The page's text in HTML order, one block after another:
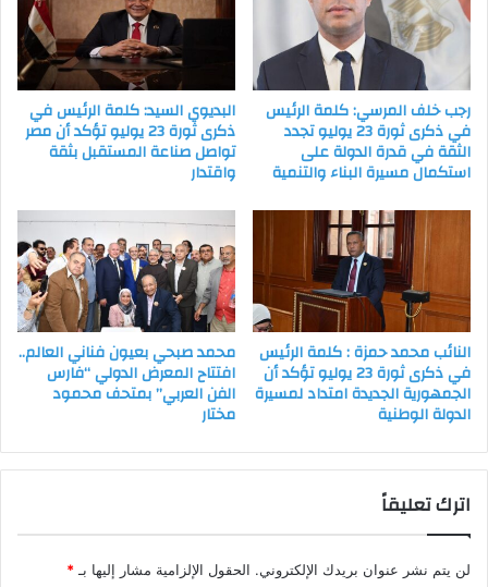
رجب خلف المرسي: كلمة الرئيس
في ذكرى ثورة 23 يوليو تجدد
الثقة في قدرة الدولة على
استكمال مسيرة البناء والتنمية
البديوي السيد: كلمة الرئيس في
ذكرى ثورة 23 يوليو تؤكد أن مصر
تواصل صناعة المستقبل بثقة
واقتدار
النائب محمد حمزة : كلمة الرئيس
في ذكرى ثورة 23 يوليو تؤكد أن
الجمهورية الجديدة امتداد لمسيرة
الدولة الوطنية
محمد صبحي بعيون فناني العالم..
افتتاح المعرض الدولي “فارس
الفن العربي” بمتحف محمود
مختار
اترك تعليقاً
لن يتم نشر عنوان بريدك الإلكتروني. الحقول الإلزامية مشار إليها بـ*